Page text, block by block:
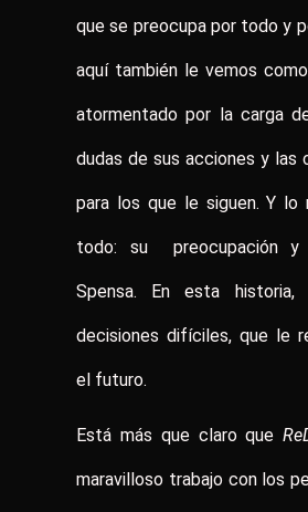
que se preocupa por todo y
aquí también le vemos
atormentado por la carga
dudas de sus acciones y las
para los que le siguen. Y lo
todo: su preocupación y
Spensa. En esta historia,
decisiones difíciles, que le
el futuro.
Está más que claro que
maravilloso trabajo con los